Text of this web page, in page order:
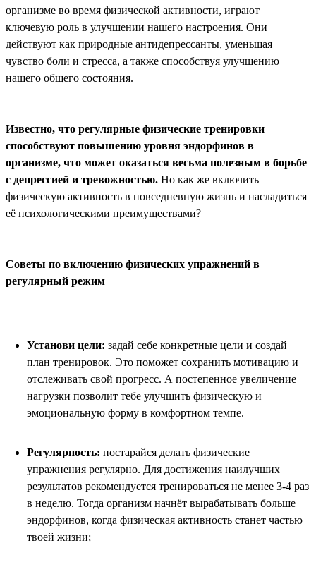
организме во время физической активности, играют
ключевую роль в улучшении нашего настроения. Они
действуют как природные антидепрессанты, уменьшая
чувство боли и стресса, а также способствуя улучшению
нашего общего состояния.
Известно, что регулярные физические тренировки
способствуют повышению уровня эндорфинов в
организме, что может оказаться весьма полезным в борьбе
с депрессией и тревожностью. Но как же включить
физическую активность в повседневную жизнь и насладиться
её психологическими преимуществами?
Советы по включению физических упражнений в
регулярный режим
Установи цели: задай себе конкретные цели и создай
план тренировок. Это поможет сохранить мотивацию и
отслеживать свой прогресс. А постепенное увеличение
нагрузки позволит тебе улучшить физическую и
эмоциональную форму в комфортном темпе.
Регулярность: постарайся делать физические
упражнения регулярно. Для достижения наилучших
результатов рекомендуется тренироваться не менее 3-4 раз
в неделю. Тогда организм начнёт вырабатывать больше
эндорфинов, когда физическая активность станет частью
твоей жизни;